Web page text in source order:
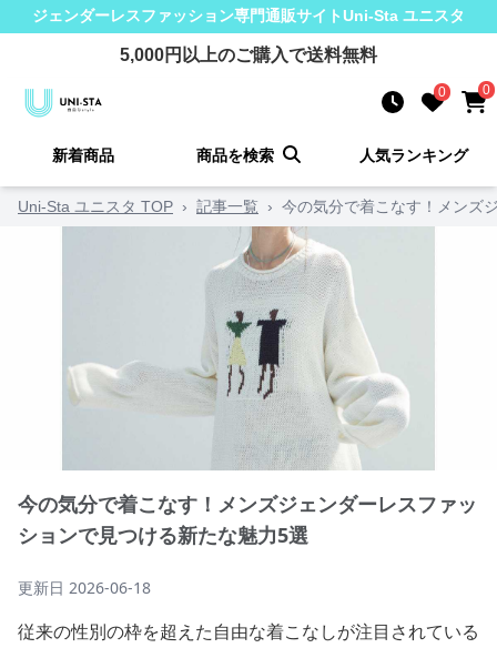
ジェンダーレスファッション専門通販サイトUni-Sta ユニスタ
5,000円以上のご購入で送料無料
0 0
新着商品 商品を検索 人気ランキング
Uni-Sta ユニスタ TOP › 記事一覧 › 今の気分で着こなす！メンズ
今の気分で着こなす！メンズジェンダーレスファッ
ションで見つける新たな魅力5選
更新日 2026-06-18
従来の性別の枠を超えた自由な着こなしが注目されている